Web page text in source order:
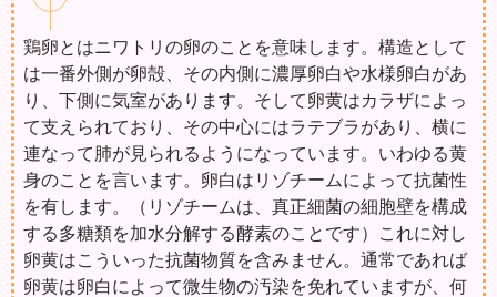
鶏卵とはニワトリの卵のことを意味します。構造として
は一番外側が卵殻、その内側に濃厚卵白や水様卵白があ
り、下側に気室があります。そして卵黄はカラザによっ
て支えられており、その中心にはラテブラがあり、横に
連なって肺が見られるようになっています。いわゆる黄
身のことを言います。卵白はリゾチームによって抗菌性
を有します。（リゾチームは、真正細菌の細胞壁を構成
する多糖類を加水分解する酵素のことです）これに対し
卵黄はこういった抗菌物質を含みません。通常であれば
卵黄は卵白によって微生物の汚染を免れていますが、何